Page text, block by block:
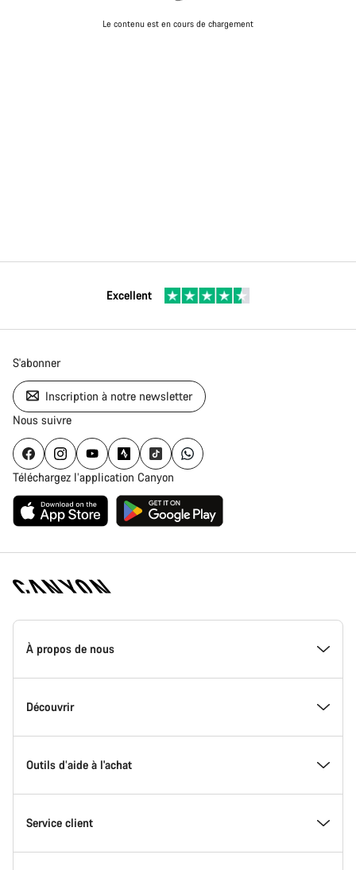
Le contenu est en cours de chargement
Excellent
S'abonner
Inscription à notre newsletter
Nous suivre
Téléchargez l’application Canyon
Page
d'accueil
Canyon
-
Canyon
À propos de nous
Inside Canyon
L'innovation chez Canyon
Canyon Factory Racing
Découvrir
Evénements
Trouver les emplacements Canyon
Outils d’aide à l'achat
Trouvez le Canyon de vos rêves
Service client